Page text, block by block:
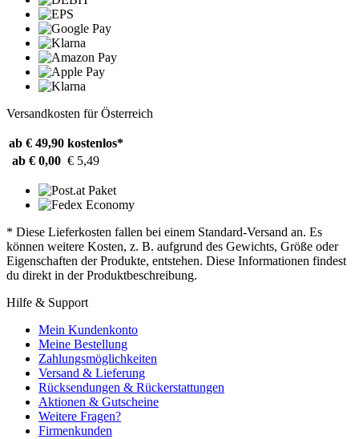
Versandkosten für Österreich
ab € 49,90 kostenlos*
ab € 0,00 € 5,49
* Diese Lieferkosten fallen bei einem Standard-Versand an. Es
können weitere Kosten, z. B. aufgrund des Gewichts, Größe oder
Eigenschaften der Produkte, entstehen. Diese Informationen findest
du direkt in der Produktbeschreibung.
Hilfe & Support
Mein Kundenkonto
Meine Bestellung
Zahlungsmöglichkeiten
Versand & Lieferung
Rücksendungen & Rückerstattungen
Aktionen & Gutscheine
Weitere Fragen?
Firmenkunden